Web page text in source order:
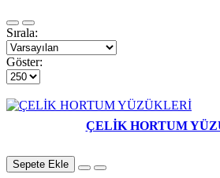
Sırala:
Göster:
ÇELİK HORTUM
Sepete Ekle